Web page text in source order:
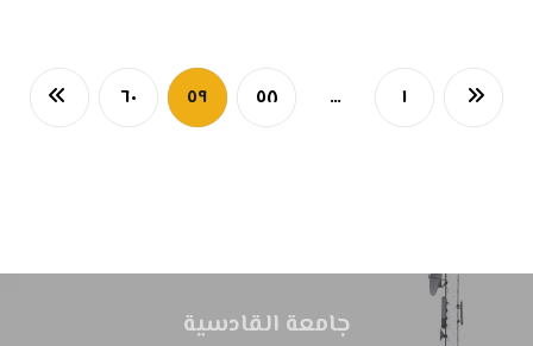
١ … ٥٨ ٥٩ ٦٠
جامعة القادسية